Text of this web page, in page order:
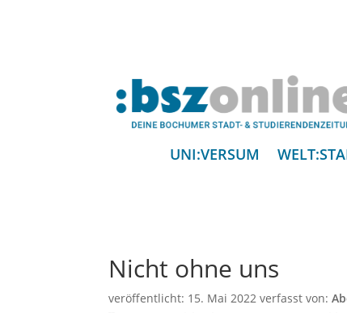
UNI:VERSUM
Nicht ohne uns
veröffentlicht: 15. Mai 2022 verfasst von: